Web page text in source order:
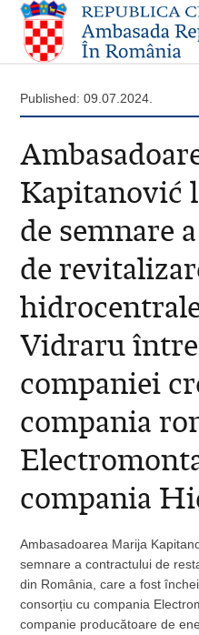
Published: 09.07.2024.
Kapitanović
de semnare
de
Vidraru
companiei
compania
compania
Ambasadoarea Marija
semnare a contractului de
din România, care a fost
consorțiu cu compania
companie producătoare de